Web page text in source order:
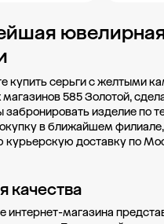
в корзину
ювелирная
купить серьги с желтыми
585 Золотой,
забронировать изделие по
вближайшем филиале
курьерскую доставку по
качества
интернет-магазина